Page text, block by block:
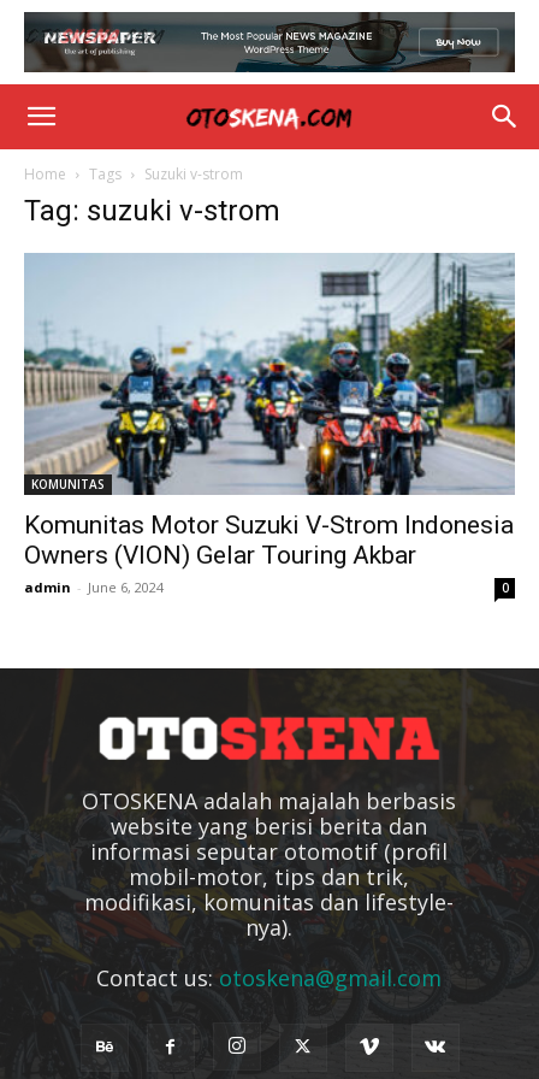
Home Tags Suzuki v-strom
Tag: suzuki v-strom
KOMUNITAS
Komunitas Motor Suzuki V-Strom Indonesia
Owners (VION) Gelar Touring Akbar
admin - June 6, 2024 0
OTOSKENA adalah majalah berbasis
website yang berisi berita dan
informasi seputar otomotif (profil
mobil-motor, tips dan trik,
modifikasi, komunitas dan lifestyle-
nya).
Contact us:otoskena@gmail.com